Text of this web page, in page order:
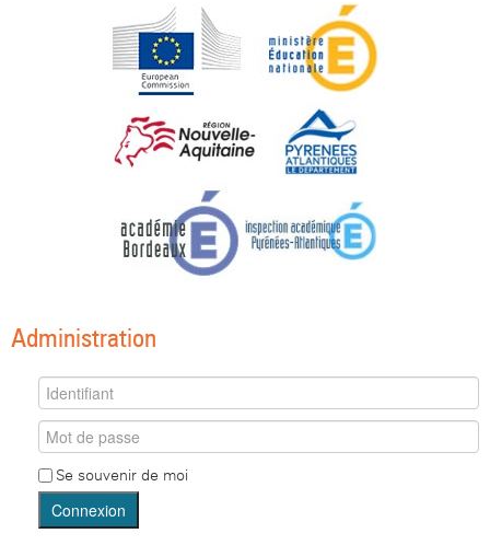
Administration
Se souvenir de moi
Connexion